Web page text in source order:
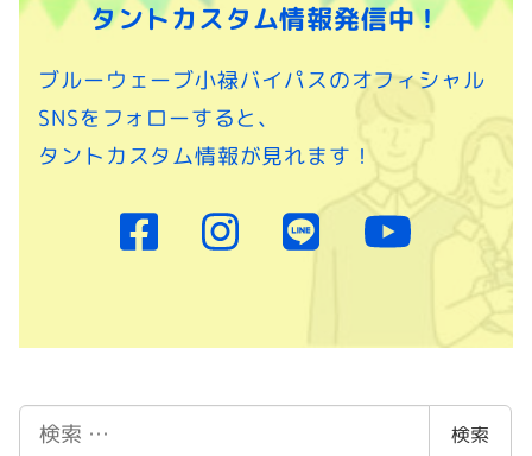
タントカスタム情報発信中！
ブルーウェーブ小禄バイパスのオフィシャル
SNSをフォローすると、
タントカスタム情報が見れます！
検索